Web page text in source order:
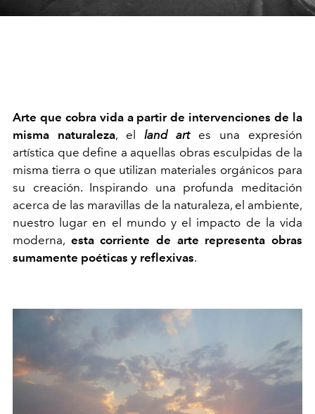
Arte que cobra vida a partir de intervenciones de la
misma naturaleza, el land art es una expresión
artística que define a aquellas obras esculpidas de la
misma tierra o que utilizan materiales orgánicos para
su creación. Inspirando una profunda meditación
acerca de las maravillas de la naturaleza, el ambiente,
nuestro lugar en el mundo y el impacto de la vida
moderna, esta corriente de arte representa obras
sumamente poéticas y reflexivas.